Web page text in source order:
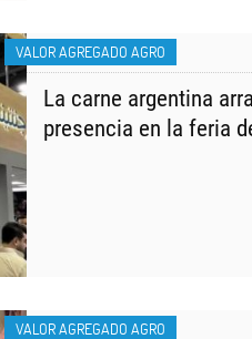
VALOR AGREGADO AGRO
La carne argentina
presencia en la feria
VALOR AGREGADO AGRO